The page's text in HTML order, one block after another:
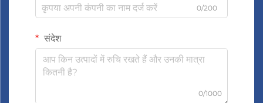
0/200
संदेश
0/1000